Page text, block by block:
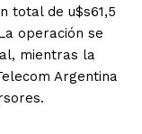
total de u$s61,5
operación se
mientras la
Argentina